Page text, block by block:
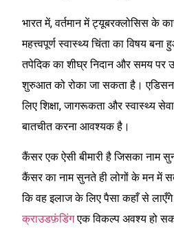
भारत में, वर्तमान में ट्यूबरक्लोसिस के
महत्त्वपूर्ण स्वास्थ्य चिंता का विषय
तपेदिक का शीघ्र निदान और समय पर
शुरुआत को रोका जा सकता है।
लिए शिक्षा, जागरूकता और स्वास्थ्य
बातचीत करना आवश्यक है।
कैंसर एक ऐसी बीमारी है जिसका नाम
कैंसर का नाम सुनते ही लोगों के मन में
कि वह इलाज के लिए पैसा कहाँ से
क्राउडफ़ंडिंगएक विकल्प अवश्य हो